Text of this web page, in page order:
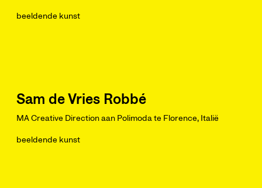
beeldende kunst
Sam de Vries Robbé
MA Creative Direction aan Polimoda te Florence, Italië
beeldende kunst